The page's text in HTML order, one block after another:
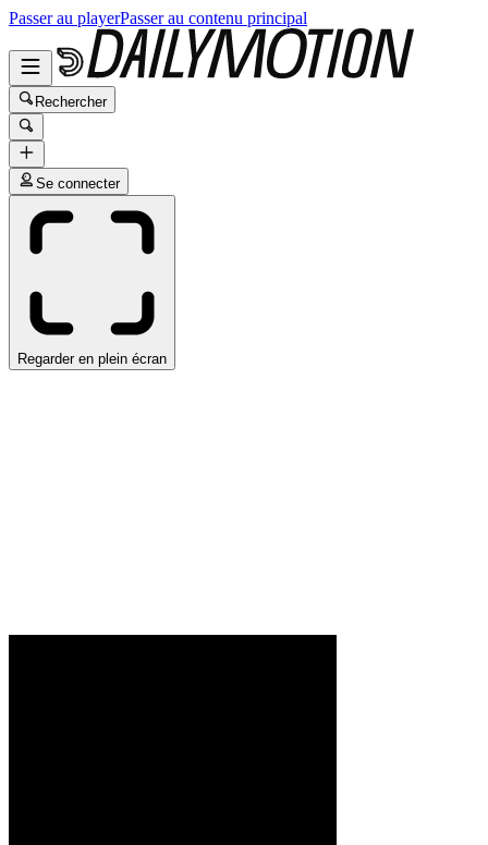
Passer au playerPasser au contenu principal
Rechercher
Se connecter
Regarder en plein écran